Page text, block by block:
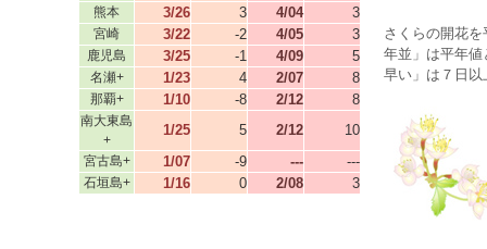
熊本 3/26 3 4/04 3
宮崎 3/22 -2 4/05 3
鹿児島 3/25 -1 4/09 5
名瀬+ 1/23 4 2/07 8
那覇+ 1/10 -8 2/12 8
南大東島
+
1/25 5 2/12 10
宮古島+ 1/07 -9 --- ---
石垣島+ 1/16 0 2/08 3
さくらの開花
年並」は平年
早い」は７日